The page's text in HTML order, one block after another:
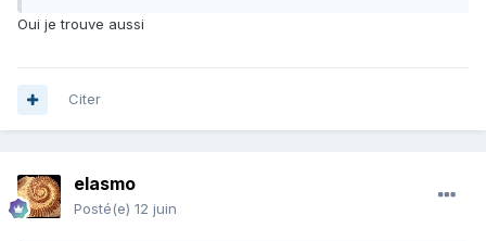
Oui je trouve aussi
Citer
elasmo
Posté(e) 12 juin